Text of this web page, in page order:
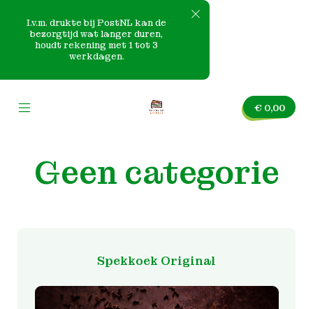
I.v.m. drukte bij PostNL kan de
bezorgtijd wat langer duren,
houdt rekening met 1 tot 3
werkdagen.
content
€ 0,00
Geen categorie
Spekkoek Original